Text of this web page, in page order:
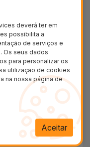
Silicone na
umdesign e
frente a
líquido
da mão
horizontais.
com os
deverá ter em
possibilita a
de serviços e
Os seus dados
para personalizar os
utilização de cookies
na nossa página de
Aceitar